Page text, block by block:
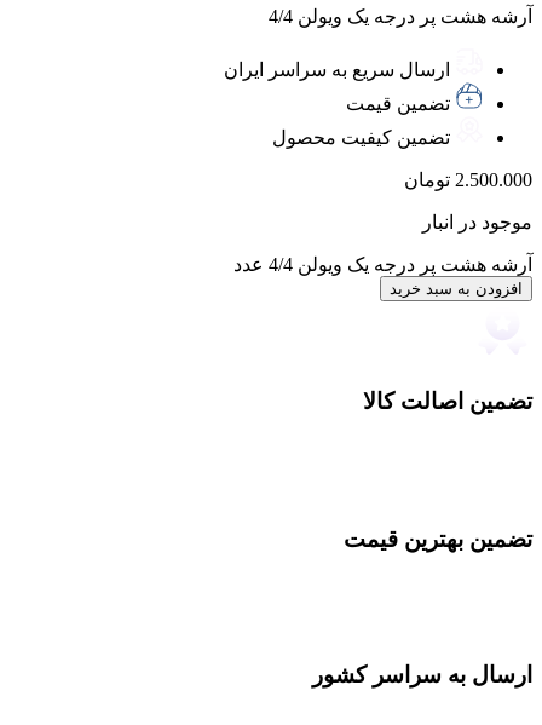
آرشه هشت پر درجه یک ویولن 4/4
ارسال سریع به سراسر ایران
تضمین قیمت
تضمین کیفیت محصول
2.500.000 تومان
موجود در انبار
آرشه هشت پر درجه یک ویولن 4/4 عدد
افزودن به سبد خرید
تضمین اصالت کالا
تضمین بهترین قیمت
ارسال به سراسر کشور